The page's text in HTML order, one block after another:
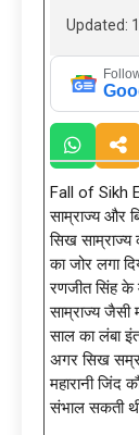
Updated:
Fall of Sikh
साम्राज्य और
सिख साम्राज्य
का जोर लगा
रणजीत सिंह के
साम्राज्य
साल का लंबा
अगर सिख
महारानी जिंद
संभाल सकती